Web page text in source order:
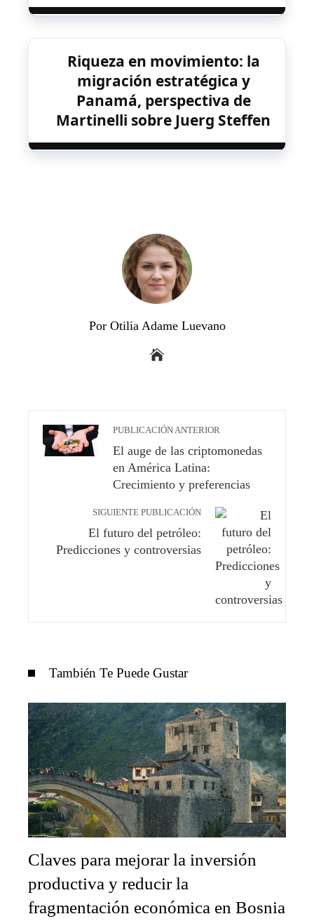
Riqueza en movimiento: la
migración estratégica y
Panamá, perspectiva de
Martinelli sobre Juerg Steffen
Por Otilia Adame Luevano
PUBLICACIÓN ANTERIOR
El auge de las criptomonedas
en América Latina:
Crecimiento y preferencias
SIGUIENTE PUBLICACIÓN
El futuro del petróleo:
Predicciones y controversias
También Te Puede Gustar
Claves para mejorar la inversión
productiva y reducir la
fragmentación económica en Bosnia